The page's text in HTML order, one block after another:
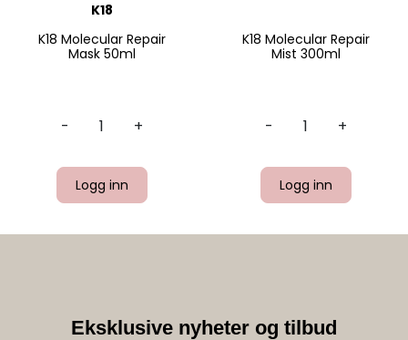
K18
K18 Molecular Repair
Mask 50ml
- +
Logg inn
K18 Molecular Repair
Mist 300ml
- +
Logg inn
Eksklusive nyheter og tilbud